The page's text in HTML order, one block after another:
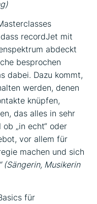
recordJet mit
abdeckt
besprochen
dabei. Dazu kommt,
werden, denen
knüpfen,
das alles in sehr
„in echt“ oder
vor allem für
machen und sich
(Sängerin, Musikerin
für